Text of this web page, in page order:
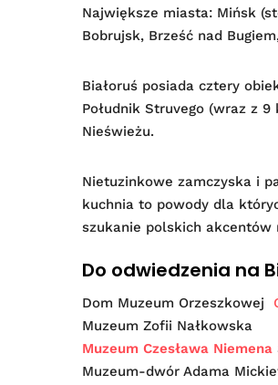
Największe miasta: Mińsk
Bobrujsk, Brześć nad
Białoruś posiada cztery
Południk Struvego (wraz z
Nieświeżu.
Nietuzinkowe zamczyska i
kuchnia to powody dla
szukanie polskich akcentów
Do odwiedzenia na
Dom Muzeum Orzeszkowej
Muzeum Zofii Nałkowska
Muzeum Czesława Niemena
Muzeum-dwór Adama